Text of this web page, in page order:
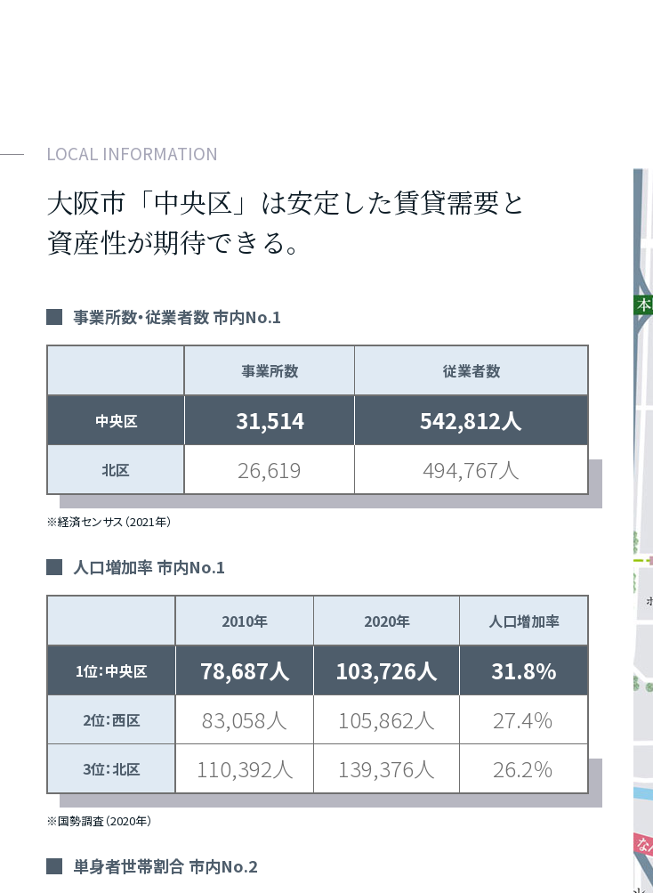
LOCAL INFORMATION
大阪市「中央区」は安定した賃貸需要と
資産性が期待できる。
事業所数・従業者数 市内No.1
事業所数 従業者数
中央区 31,514 542,812人
北区 26,619 494,767人
※経済センサス（2021年）
人口増加率 市内No.1
2010年 2020年 人口増加率
1位：中央区 78,687人 103,726人 31.8%
2位：西区 83,058人 105,862人 27.4％
3位：北区 110,392人 139,376人 26.2％
※国勢調査（2020年）
単身者世帯割合 市内No.2